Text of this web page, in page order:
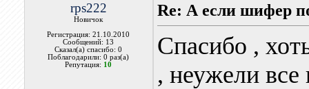
rps222
Новичок
Регистрация: 21.10.2010
Сообщений: 13
Сказал(а) спасибо: 0
Поблагодарили: 0 раз(а)
Репутация: 10
Re: А если шифер
Спасибо ,
, неужели все